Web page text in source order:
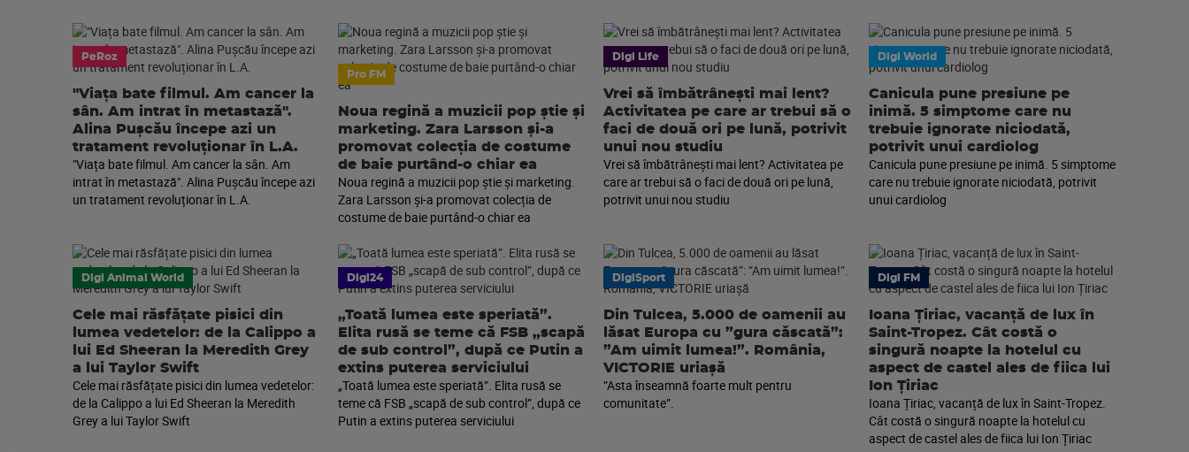
PeRoz
"Viața bate filmul. Am cancer la
sân. Am intrat în metastază".
Alina Pușcău începe azi un
tratament revoluționar în L.A.
"Viața bate filmul. Am cancer la sân. Am
intrat în metastază". Alina Pușcău începe azi
un tratament revoluționar în L.A.
Pro FM
Noua regină a muzicii pop știe și
marketing. Zara Larsson și-a
promovat colecția de costume
de baie purtând-o chiar ea
Noua regină a muzicii pop știe și marketing.
Zara Larsson și-a promovat colecția de
costume de baie purtând-o chiar ea
Digi Life
Vrei să îmbătrânești mai lent?
Activitatea pe care ar trebui să o
faci de două ori pe lună, potrivit
unui nou studiu
Vrei să îmbătrânești mai lent? Activitatea pe
care ar trebui să o faci de două ori pe lună,
potrivit unui nou studiu
Digi World
Canicula pune presiune pe
inimă. 5 simptome care nu
trebuie ignorate niciodată,
potrivit unui cardiolog
Canicula pune presiune pe inimă. 5 simptome
care nu trebuie ignorate niciodată, potrivit
unui cardiolog
Digi Animal World
Cele mai răsfățate pisici din
lumea vedetelor: de la Calippo a
lui Ed Sheeran la Meredith Grey
a lui Taylor Swift
Cele mai răsfățate pisici din lumea vedetelor:
de la Calippo a lui Ed Sheeran la Meredith
Grey a lui Taylor Swift
Digi24
„Toată lumea este speriată”.
Elita rusă se teme că FSB „scapă
de sub control”, după ce Putin a
extins puterea serviciului
„Toată lumea este speriată”. Elita rusă se
teme că FSB „scapă de sub control”, după ce
Putin a extins puterea serviciului
DigiSport
Din Tulcea, 5.000 de oamenii au
lăsat Europa cu ”gura căscată”:
”Am uimit lumea!”. România,
VICTORIE uriașă
”Asta înseamnă foarte mult pentru
comunitate”.
Digi FM
Ioana Țiriac, vacanță de lux în
Saint-Tropez. Cât costă o
singură noapte la hotelul cu
aspect de castel ales de fiica lui
Ion Țiriac
Ioana Țiriac, vacanță de lux în Saint-Tropez.
Cât costă o singură noapte la hotelul cu
aspect de castel ales de fiica lui Ion Țiriac